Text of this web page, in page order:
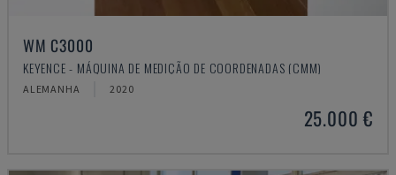
WM C3000
KEYENCE - MÁQUINA DE MEDIÇÃO DE COORDENADAS (CMM)
ALEMANHA 2020
25.000 €